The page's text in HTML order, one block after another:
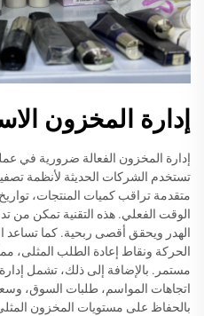
إدارة المخزون
إدارة المخزون الفعالة ضرورية في
تستخدم الشركات الحديثة لأنظمة
متقدمة تراقب كميات المنتجات،
الوقت الفعلي. هذه التقنية تمكن من
الهدر ويحقق أقصى ربحية. كما تساعد
الحركة ونقاط إعادة الطلب المثلى،
مستمر. بالإضافة إلى ذلك، تشمل
اتجاهات المواسم، طلبات السوق،
بالحفاظ على مستويات المخزون